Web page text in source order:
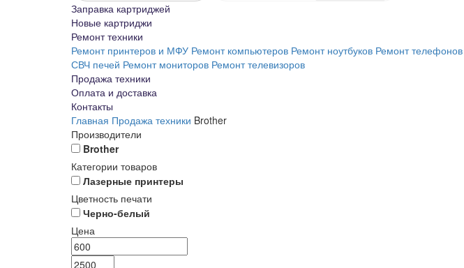
Заправка картриджей
Новые картриджи
Ремонт техники
Ремонт принтеров и МФУ Ремонт компьютеров Ремонт ноутбуков Ремонт телефонов
СВЧ печей Ремонт мониторов Ремонт телевизоров
Продажа техники
Оплата и доставка
Контакты
Главная Продажа техники Brother
Производители
Brother
Категории товаров
Лазерные принтеры
Цветность печати
Черно-белый
Цена